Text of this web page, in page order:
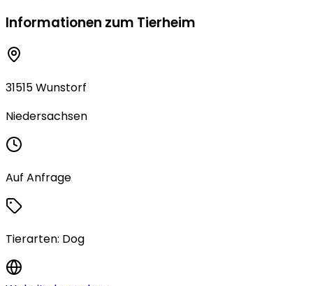
Informationen zum Tierheim
31515 Wunstorf
Niedersachsen
Auf Anfrage
Tierarten: Dog